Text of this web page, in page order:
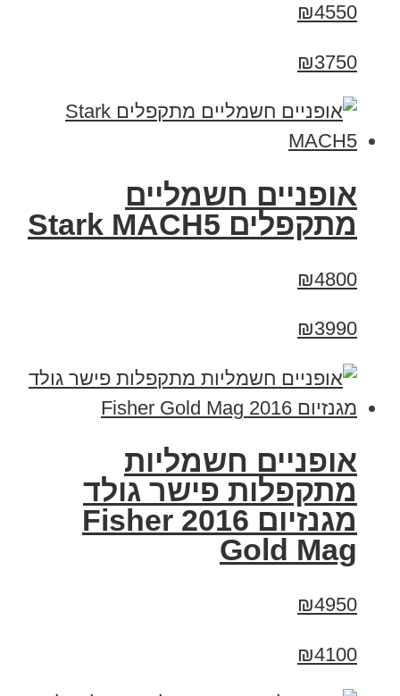
₪4550
₪3750
‏אופניים חשמליים
‏מתקפלים Stark MACH5
₪4800
₪3990
אופניים חשמליות
מתקפלות פישר גולד
מגנזיום 2016 Fisher
Gold Mag
₪4950
₪4100